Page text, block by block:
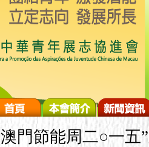
澳門節能周二○一五